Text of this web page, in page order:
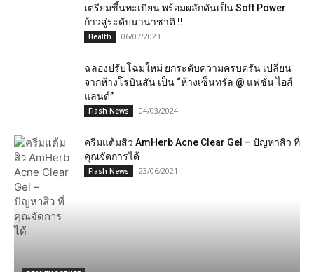
เตรียมขึ้นทะเบียน พร้อมผลักดันเป็น Soft Power
ก้าวสู่ระดับนานาชาติ !!
Health 06/07/2023
ฉลองปรับโฉมใหม่ ยกระดับความครบครัน เปลี่ยน
จากห้างโรบินสัน เป็น “ห้างเซ็นทรัล @ แฟชั่น ไอส์
แลนด์”
Flash News 04/03/2024
ครีมแต้มสิว AmHerb Acne Clear Gel – ปัญหาสิว ที่
คุณจัดการได้
Flash News 23/06/2021